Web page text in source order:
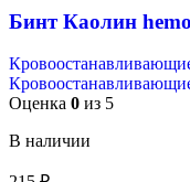
Бинт Каолин
Оценка 0 из 5
В наличии